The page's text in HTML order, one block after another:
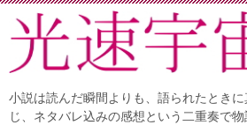
小説は読んだ瞬間よりも、語られたとき
じ、ネタバレ込みの感想という二重奏で